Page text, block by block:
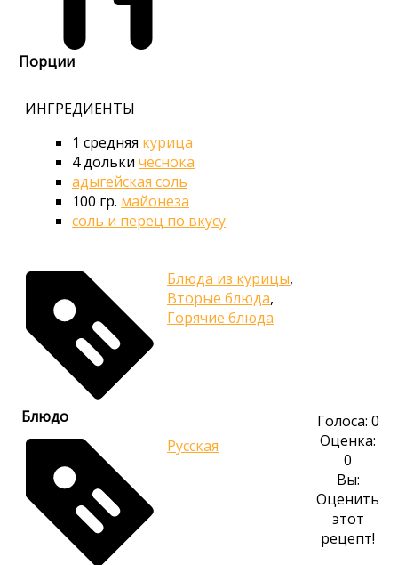
Порции
ИНГРЕДИЕНТЫ
1 средняя курица
4дольки чеснока
адыгейская соль
100 гр. майонеза
соль и перец по вкусу
Блюдо
Блюда из курицы,
Вторые блюда,
Горячие блюда
Русская
Голоса: 0
Оценка:
0
Вы:
Оценить
этот
рецепт!